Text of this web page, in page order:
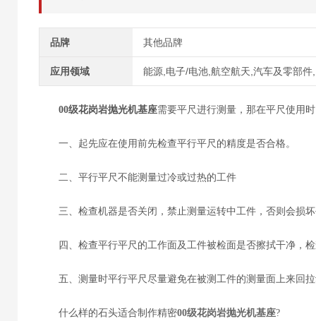
品牌 其他品牌
应用领域 能源,电子/电池,航空航天,汽车及零部件
00级花岗岩抛光机基座需要平尺进行测量，那在平尺使用
一、起先应在使用前先检查平行平尺的精度是否合格。
二、平行平尺不能测量过冷或过热的工件
三、检查机器是否关闭，禁止测量运转中工件，否则会损
四、检查平行平尺的工作面及工件被检面是否擦拭干净，
五、测量时平行平尺尽量避免在被测工件的测量面上来回
什么样的石头适合制作精密00级花岗岩抛光机基座?